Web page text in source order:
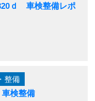
ｄ 車検整備レポ
整備
検整備